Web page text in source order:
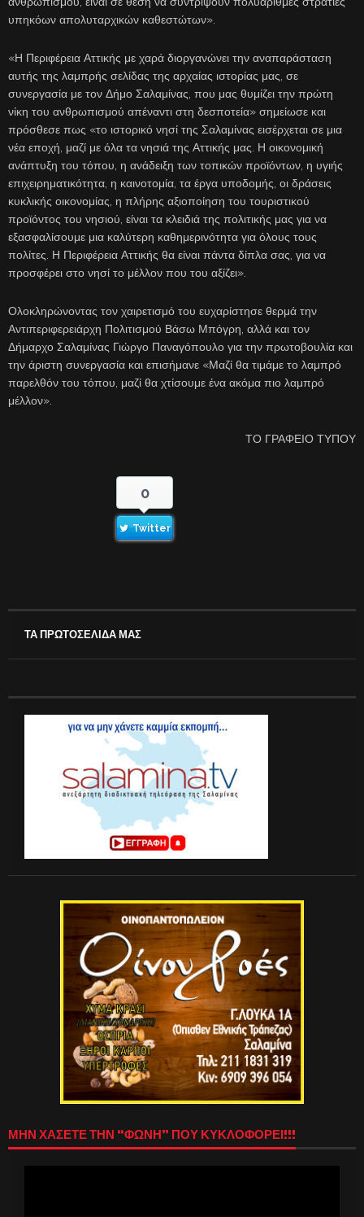
υπηκόων απολυταρχικών καθεστώτων».
«Η Περιφέρεια Αττικής με χαρά διοργανώνει την αναπαράσταση
αυτής της λαμπρής σελίδας της αρχαίας ιστορίας μας, σε
συνεργασία με τον Δήμο Σαλαμίνας, που μας θυμίζει την πρώτη
νίκη του ανθρωπισμού απέναντι στη δεσποτεία» σημείωσε και
πρόσθεσε πως «το ιστορικό νησί της Σαλαμίνας εισέρχεται σε μια
νέα εποχή, μαζί με όλα τα νησιά της Αττικής μας. Η οικονομική
ανάπτυξη του τόπου, η ανάδειξη των τοπικών προϊόντων, η υγιής
επιχειρηματικότητα, η καινοτομία, τα έργα υποδομής, οι δράσεις
κυκλικής οικονομίας, η πλήρης αξιοποίηση του τουριστικού
προϊόντος του νησιού, είναι τα κλειδιά της πολιτικής μας για να
εξασφαλίσουμε μια καλύτερη καθημερινότητα για όλους τους
πολίτες. Η Περιφέρεια Αττικής θα είναι πάντα δίπλα σας, για να
προσφέρει στο νησί το μέλλον που του αξίζει».
Ολοκληρώνοντας τον χαιρετισμό του ευχαρίστησε θερμά την
Αντιπεριφερειάρχη Πολιτισμού Βάσω Μπόγρη, αλλά και τον
Δήμαρχο Σαλαμίνας Γιώργο Παναγόπουλο για την πρωτοβουλία και
την άριστη συνεργασία και επισήμανε «Μαζί θα τιμάμε το λαμπρό
παρελθόν του τόπου, μαζί θα χτίσουμε ένα ακόμα πιο λαμπρό
μέλλον».
ΤΟ ΓΡΑΦΕΙΟ ΤΥΠΟΥ
0
Twitter
ΤΑ ΠΡΩΤΟΣΕΛΙΔΑ ΜΑΣ
ΜΗΝ ΧΑΣΕΤΕ ΤΗΝ “ΦΩΝΗ” ΠΟΥ ΚΥΚΛΟΦΟΡΕΙ!!!